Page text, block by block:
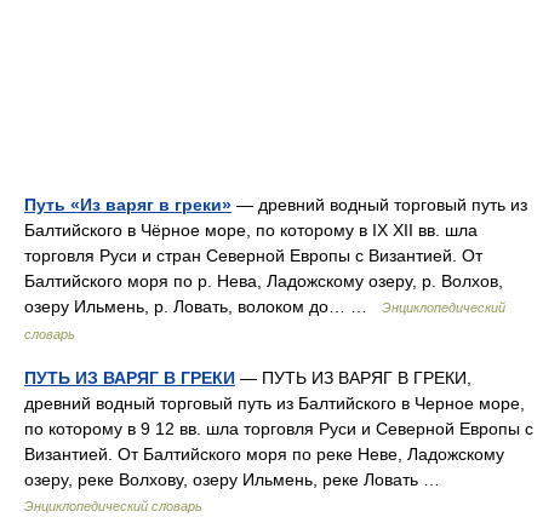
Путь «Из варяг в греки» — древний водный торговый путь из
Балтийского в Чёрное море, по которому в IX XII вв. шла
торговля Руси и стран Северной Европы с Византией. От
Балтийского моря по р. Нева, Ладожскому озеру, р. Волхов,
озеру Ильмень, р. Ловать, волоком до… …
Энциклопедический
словарь
ПУТЬ ИЗ ВАРЯГ В ГРЕКИ — ПУТЬ ИЗ ВАРЯГ В ГРЕКИ,
древний водный торговый путь из Балтийского в Черное море,
по которому в 9 12 вв. шла торговля Руси и Северной Европы с
Византией. От Балтийского моря по реке Неве, Ладожскому
озеру, реке Волхову, озеру Ильмень, реке Ловать …
Энциклопедический словарь